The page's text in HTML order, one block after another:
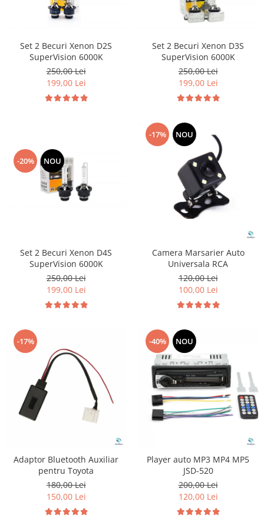
Volkswagen
Tuning auto
Diverse
Dopuri anulare clapete admisie
Garnituri galerie admisie BMW
Kit reparatie faruri
95%
Eleron Portbagaj
Set 2 Becuri Xenon D2S
SuperVision 6000K
250,00 Lei
199,00 Lei
Set 2 Becuri Xenon D3S
SuperVision 6000K
250,00 Lei
199,00 Lei
-20% NOU
Set 2 Becuri Xenon D4S
SuperVision 6000K
250,00 Lei
199,00 Lei
-17% NOU
Camera Marsarier Auto
Universala RCA
120,00 Lei
100,00 Lei
-17%
Adaptor Bluetooth Auxiliar
pentru Toyota
180,00 Lei
150,00 Lei
-40% NOU
Player auto MP3 MP4 MP5
JSD-520
200,00 Lei
120,00 Lei